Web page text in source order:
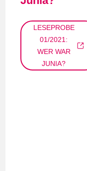
LESEPROBE
01/2021:
WER WAR
JUNIA?